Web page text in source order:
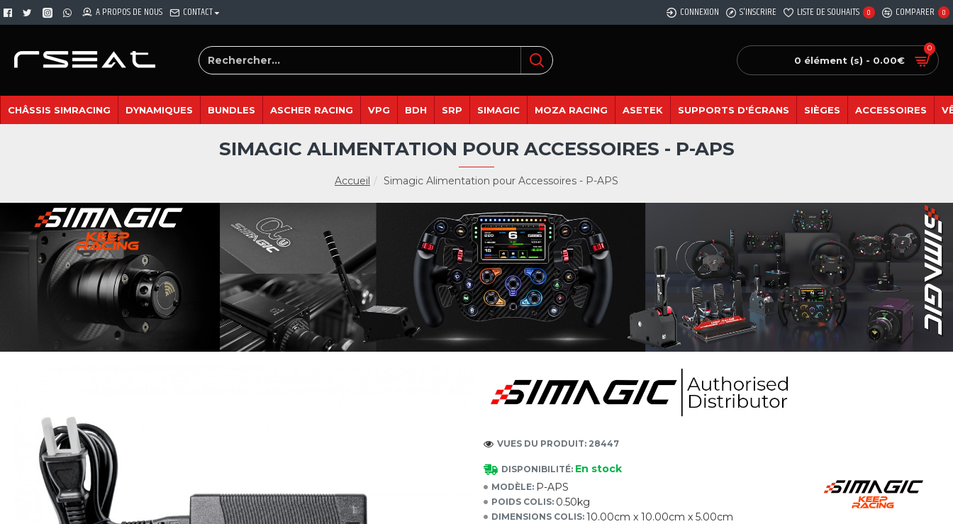
A PROPOS DE NOUS CONTACT CONNEXION S'INSCRIRE LISTE DE SOUHAITS 0 COMPARER 0
0 élément (s) - 0.00€
0
CHÂSSIS SIMRACING DYNAMIQUES BUNDLES ASCHER RACING VPG BDH SRP SIMAGIC MOZA RACING ASETEK SUPPORTS D'ÉCRANS SIÈGES ACCESSOIRES
Accueil Simagic Alimentation pour Accessoires - P-APS
SIMAGIC ALIMENTATION POUR ACCESSOIRES - P-APS
DISPONIBILITÉ: En stock
MODÈLE: P-APS
POIDS COLIS: 0.50kg
DIMENSIONS COLIS: 10.00cm x 10.00cm x 5.00cm
VUES DU PRODUIT: 28447